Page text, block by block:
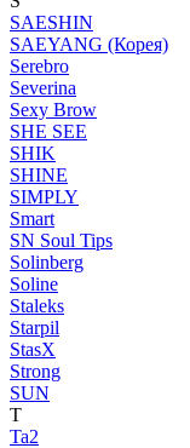
SAESHIN
SAEYANG (Корея)
Serebro
Severina
Sexy Brow
SHE SEE
SHIK
SHINE
SIMPLY
Smart
SN Soul Tips
Solinberg
Soline
Staleks
Starpil
StasX
Strong
SUN
T
Ta2